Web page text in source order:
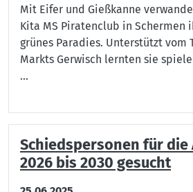
Mit Eifer und Gießkanne
Kita MS Piratenclub in Schermen
grünes Paradies. Unterstützt vom
Markts Gerwisch lernten sie
...
Schiedspersonen für
2026 bis 2030 gesucht